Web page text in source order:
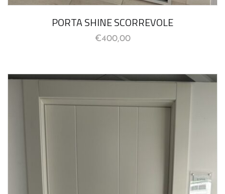
PORTA SHINE SCORREVOLE
€400,00